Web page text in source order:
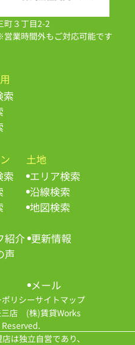
町３丁目2-2
業時間外もご対応可能です
索
索
土地
エリア検索
沿線検索
地図検索
紹介 更新情報
声
メール
リシーサイトマップ
三店 (株)賃貸Works
は独立自営であり、